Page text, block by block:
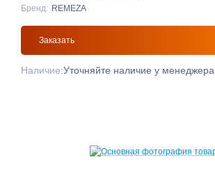
Бренд: REMEZA
Заказать
Наличие:Уточняйте наличие у менеджера